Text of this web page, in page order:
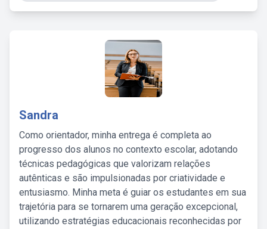
Sandra
Como orientador, minha entrega é completa ao
progresso dos alunos no contexto escolar, adotando
técnicas pedagógicas que valorizam relações
autênticas e são impulsionadas por criatividade e
entusiasmo. Minha meta é guiar os estudantes em sua
trajetória para se tornarem uma geração excepcional,
utilizando estratégias educacionais reconhecidas por